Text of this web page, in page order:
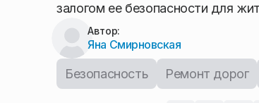
залогом ее безопасности для
Автор:
Яна Смирновская
Безопасность Ремонт дорог